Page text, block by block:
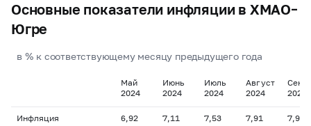
Основные показатели инфляции в ХМАО–
Югре
в % к соответствующему месяцу предыдущего года
Май
2024
Июнь
2024
Июль
2024
Август
2024
2024
Инфляция 6,92 7,11 7,53 7,91 7,99